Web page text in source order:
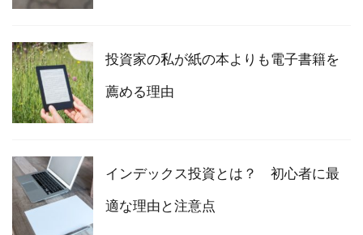
投資家の私が紙の本よりも電子書籍を
薦める理由
インデックス投資とは？ 初心者に最
適な理由と注意点